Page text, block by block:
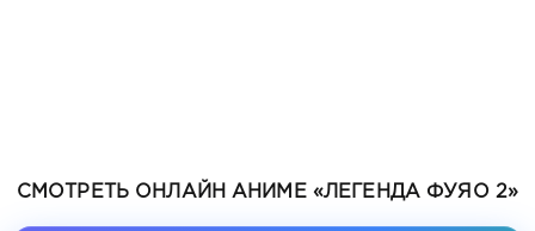
СМОТРЕТЬ ОНЛАЙН АНИМЕ «ЛЕГЕНДА ФУЯО 2»